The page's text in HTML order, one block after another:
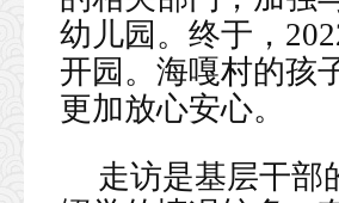
幼儿园。终于，
开园。海嘎村的孩
更加放心安心。
走访是基层干部